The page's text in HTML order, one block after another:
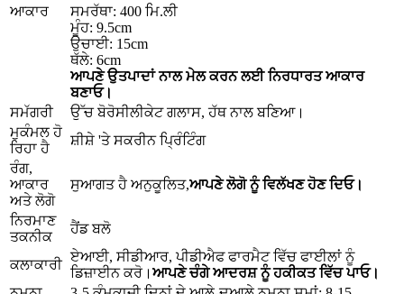
ਆਕਾਰ
ਸਮਰੱਥਾ: 400 ਮਿ.ਲੀ
ਮੂੰਹ: 9.5cm
ਉਚਾਈ: 15cm
ਥੱਲੇ: 6cm
ਆਪਣੇ ਉਤਪਾਦਾਂ ਨਾਲ ਮੇਲ ਕਰਨ ਲਈ ਨਿਰਧਾਰਤ ਆਕਾਰ
ਬਣਾਓ।
ਸਮੱਗਰੀ
ਉੱਚ ਬੋਰੋਸੀਲੀਕੇਟ ਗਲਾਸ, ਹੱਥ ਨਾਲ ਬਣਿਆ।
ਮੁਕੰਮਲ ਹੋ
ਰਿਹਾ ਹੈ
ਸ਼ੀਸ਼ੇ 'ਤੇ ਸਕਰੀਨ ਪ੍ਰਿੰਟਿੰਗ
ਰੰਗ,
ਆਕਾਰ
ਅਤੇ ਲੋਗੋ
ਸੁਆਗਤ ਹੈ ਅਨੁਕੂਲਿਤ,ਆਪਣੇ ਲੋਗੋ ਨੂੰ ਵਿਲੱਖਣ ਹੋਣ ਦਿਓ।
ਨਿਰਮਾਣ
ਤਕਨੀਕ
ਹੈਂਡ ਬਲੋ
ਕਲਾਕਾਰੀ
ਏਆਈ, ਸੀਡੀਆਰ, ਪੀਡੀਐਫ ਫਾਰਮੈਟ ਵਿੱਚ ਫਾਈਲਾਂ ਨੂੰ
ਡਿਜ਼ਾਈਨ ਕਰੋ।ਆਪਣੇ ਚੰਗੇ ਆਦਰਸ਼ ਨੂੰ ਹਕੀਕਤ ਵਿੱਚ ਪਾਓ।